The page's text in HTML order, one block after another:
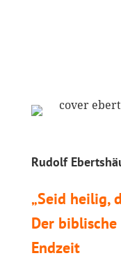
Rudolf
„Seid heilig,
Der
Endzeit